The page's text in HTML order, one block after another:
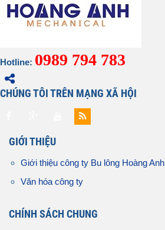
Hotline: 0989 794 783
CHÚNG TÔI TRÊN MẠNG XÃ HỘI
GIỚI THIỆU
Giới thiệu công ty Bu lông Hoàng Anh
Văn hóa công ty
CHÍNH SÁCH CHUNG